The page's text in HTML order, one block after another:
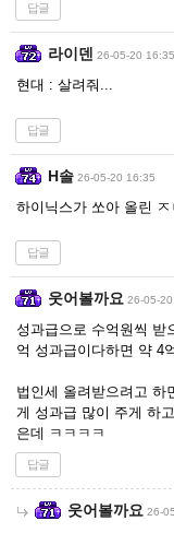
답글
라이덴 26-05-20 16:35
현대 : 살려줘...
답글
H솔 26-05-20 16:35
하이닉스가 쏘아 올린 ㅈ
답글
웃어볼까요 26-05-
성과급으로 수억원씩 받
억 성과급이다하면 약 4
법인세 올려받으려고 하
게 성과급 많이 주게 하
은데 ㅋㅋㅋㅋ
답글
웃어볼까요 26-